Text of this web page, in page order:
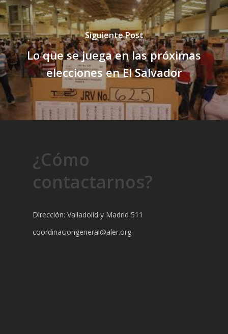
Siguiente Post
Lo que se juega en las próximas
elecciones en El Salvador
¿Cómo
contactarnos?
Dirección: Valladolid y Madrid 511
coordinaciongeneral@aler.org